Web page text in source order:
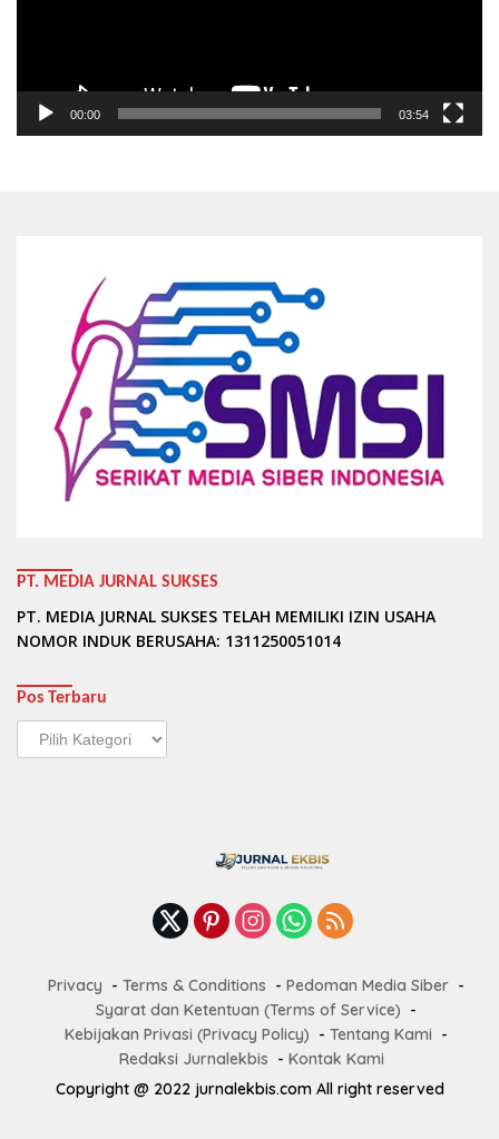
00:00 03:54
PT. MEDIA JURNAL SUKSES
PT. MEDIA JURNAL SUKSES TELAH MEMILIKI IZIN USAHA
NOMOR INDUK BERUSAHA: 1311250051014
Pos Terbaru
Pos
Terbaru
Privacy Terms & Conditions
Pedoman Media Siber
Syarat dan Ketentuan (Terms of Service)
Kebijakan Privasi (Privacy Policy)
Tentang Kami
Redaksi Jurnalekbis
Kontak Kami
Copyright @ 2022 jurnalekbis.com All right reserved